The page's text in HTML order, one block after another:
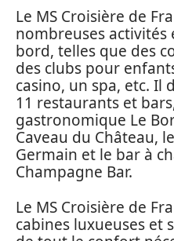
Le MS Croisière de
nombreuses activités
bord, telles que des
des clubs pour
casino, un spa, etc. Il
11 restaurants et
gastronomique Le
Caveau du Château,
Germain et le bar à
Champagne Bar.
Le MS Croisière de
cabines luxueuses et